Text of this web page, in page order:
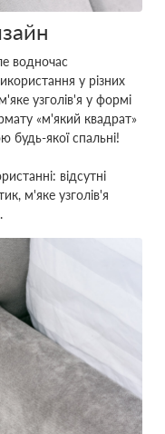
водночас
у різних
узголів'я у формі
«м'який квадрат»
будь-якої спальні!
відсутні
м'яке узголів'я